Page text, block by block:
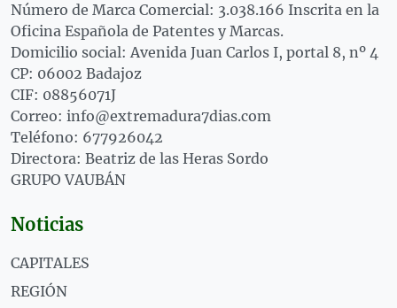
Número de Marca Comercial: 3.038.166 Inscrita en la
Oficina Española de Patentes y Marcas.
Domicilio social: Avenida Juan Carlos I, portal 8, nº 4
CP: 06002 Badajoz
CIF: 08856071J
Correo: info@extremadura7dias.com
Teléfono: 677926042
Directora: Beatriz de las Heras Sordo
GRUPO VAUBÁN
Noticias
CAPITALES
REGIÓN